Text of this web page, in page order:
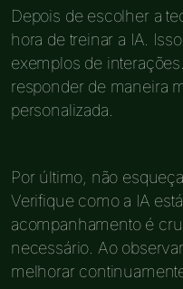
Depois de escolher a
hora de treinar a IA.
exemplos de
responder de maneira
personalizada.
Por último, não
Verifique como a IA
acompanhamento é
necessário. Ao
melhorar